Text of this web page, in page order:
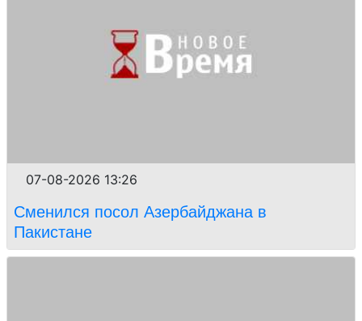
07-08-2026 13:26
Сменился посол Азербайджана в
Пакистане